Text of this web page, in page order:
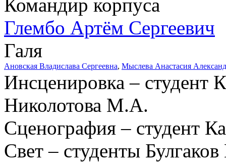
Командир корпуса
Глембо Артём Сергеевич
Галя
Ановская Владислава Сергеевна, Мыслева Анастасия
Инсценировка – студент
Николотова М.А.
Сценография – студент
Свет – студенты